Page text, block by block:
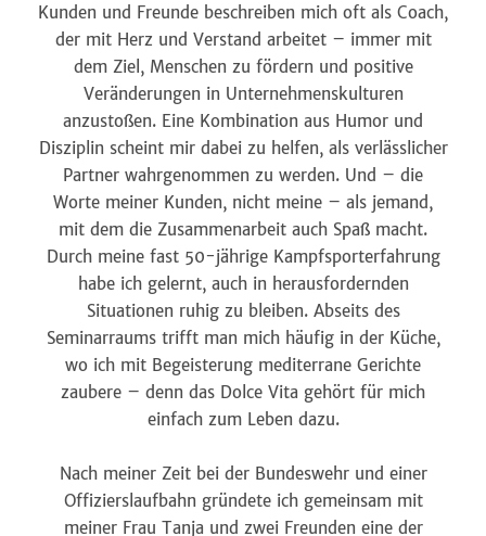
Kunden und Freunde beschreiben mich oft als Coach,
der mit Herz und Verstand arbeitet – immer mit
dem Ziel, Menschen zu fördern und positive
Veränderungen in Unternehmenskulturen
anzustoßen. Eine Kombination aus Humor und
Disziplin scheint mir dabei zu helfen, als verlässlicher
Partner wahrgenommen zu werden. Und – die
Worte meiner Kunden, nicht meine – als jemand,
mit dem die Zusammenarbeit auch Spaß macht.
Durch meine fast 50-jährige Kampfsporterfahrung
habe ich gelernt, auch in herausfordernden
Situationen ruhig zu bleiben. Abseits des
Seminarraums trifft man mich häufig in der Küche,
wo ich mit Begeisterung mediterrane Gerichte
zaubere – denn das Dolce Vita gehört für mich
einfach zum Leben dazu.
Nach meiner Zeit bei der Bundeswehr und einer
Offizierslaufbahn gründete ich gemeinsam mit
meiner Frau Tanja und zwei Freunden eine der